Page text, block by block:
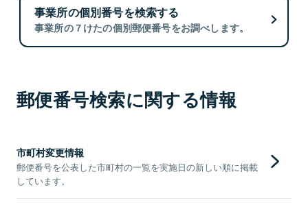
事業所の個別番号を検索する
事業所の７けたの個別郵便番号をお調べします。
郵便番号検索に関する情報
市町村変更情報
郵便番号を公表した市町村の一覧を実施日の新しい順に掲載
しています。